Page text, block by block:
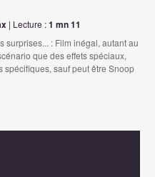
| Lecture :1 mn 11
surprises... : Film inégal, autant au
que des effets spéciaux,
spécifiques, sauf peut être Snoop